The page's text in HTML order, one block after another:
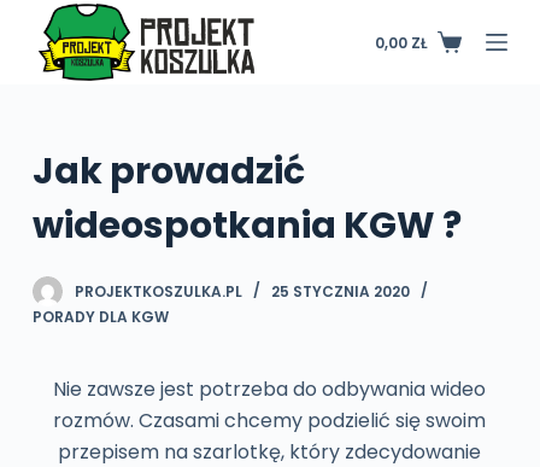
d
o
Koszyk
0,00 ZŁ
Jak prowadzić
wideospotkania KGW ?
PROJEKTKOSZULKA.PL
25 STYCZNIA 2020
PORADY DLA KGW
Nie zawsze jest potrzeba do odbywania wideo
rozmów. Czasami chcemy podzielić się swoim
przepisem na szarlotkę, który zdecydowanie